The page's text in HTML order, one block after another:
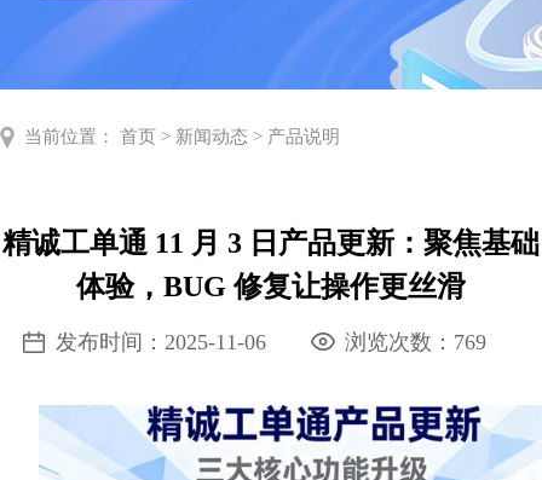
当前位置： 首页 > 新闻动态 > 产品说明
精诚工单通 11 月 3 日产品更新：聚焦基础
体验，BUG 修复让操作更丝滑
发布时间：2025-11-06 浏览次数： 769